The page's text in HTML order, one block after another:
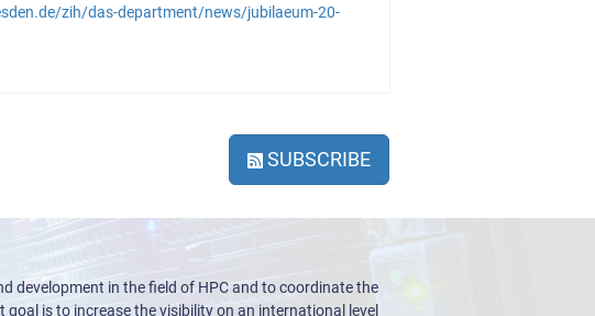
zih/das-department/news/jubilaeum-20-
SUBSCRIBE
development in the field of HPC and to coordinate the
is to increase the visibility on an international level